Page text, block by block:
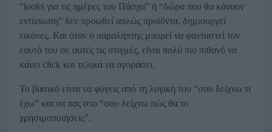
“looks για τις ημέρες του Πάσχα” ή “δώρα που θα κάνουν
εντύπωση” δεν προωθεί απλώς προϊόντα, δημιουργεί
εικόνες. Και όταν ο παραλήπτης μπορεί να φανταστεί τον
εαυτό του σε αυτές τις στιγμές, είναι πολύ πιο πιθανό να
κάνει click και τελικά να αγοράσει.
Το βασικό είναι να φύγεις από τη λογική του “σου δείχνω τι
έχω” και να πας στο “σου δείχνω πώς θα το
χρησιμοποιήσεις”.